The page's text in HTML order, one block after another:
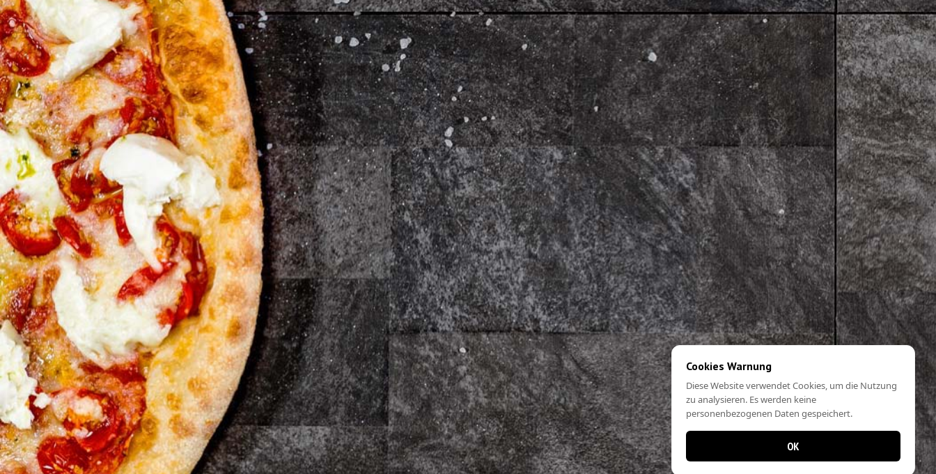
Cookies Warnung
Diese Website verwendet Cookies, um die Nutzung
zu analysieren. Es werden keine
personenbezogenen Daten gespeichert.
OK